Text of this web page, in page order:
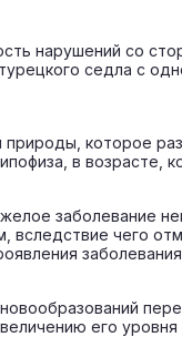
нарушений со
седла с
которое
в возрасте,
заболевание
чего
заболевания
его